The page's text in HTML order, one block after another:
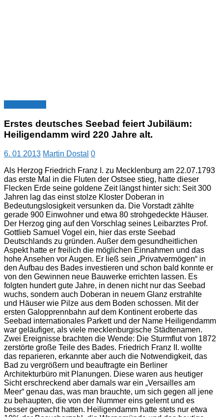
Erstes deutsches Seebad feiert Jubiläum:
Heiligendamm wird 220 Jahre alt.
6. 01 2013 Martin Dostal 0
Als Herzog Friedrich Franz I. zu Mecklenburg am 22.07.1793
das erste Mal in die Fluten der Ostsee stieg, hatte dieser
Flecken Erde seine goldene Zeit längst hinter sich: Seit 300
Jahren lag das einst stolze Kloster Doberan in
Bedeutungslosigkeit versunken da. Die Vorstadt zählte
gerade 900 Einwohner und etwa 80 strohgedeckte Häuser.
Der Herzog ging auf den Vorschlag seines Leibarztes Prof.
Gottlieb Samuel Vogel ein, hier das erste Seebad
Deutschlands zu gründen. Außer dem gesundheitlichen
Aspekt hatte er freilich die möglichen Einnahmen und das
hohe Ansehen vor Augen. Er ließ sein „Privatvermögen“ in
den Aufbau des Bades investieren und schon bald konnte er
von den Gewinnen neue Bauwerke errichten lassen. Es
folgten hundert gute Jahre, in denen nicht nur das Seebad
wuchs, sondern auch Doberan in neuem Glanz erstrahlte
und Häuser wie Pilze aus dem Boden schossen. Mit der
ersten Galopprennbahn auf dem Kontinent eroberte das
Seebad internationales Parkett und der Name Heiligendamm
war geläufiger, als viele mecklenburgische Städtenamen.
Zwei Ereignisse brachten die Wende: Die Sturmflut von 1872
zerstörte große Teile des Bades. Friedrich Franz II. wollte
das reparieren, erkannte aber auch die Notwendigkeit, das
Bad zu vergrößern und beauftragte ein Berliner
Architekturbüro mit Planungen. Diese waren aus heutiger
Sicht erschreckend aber damals war ein „Versailles am
Meer“ genau das, was man brauchte, um sich gegen all jene
zu behaupten, die von der Nummer eins gelernt und es
besser gemacht hatten. Heiligendamm hatte stets nur etwa